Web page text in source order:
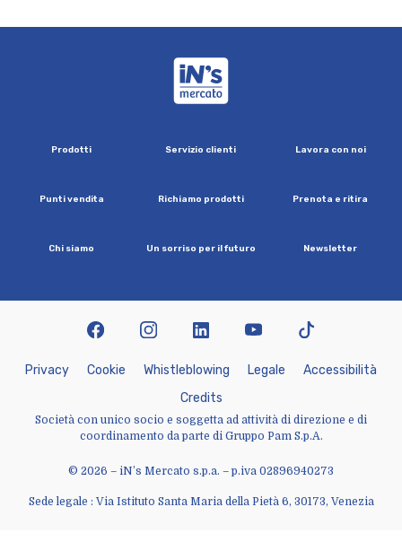
Prod otti Servizio c ienti Lavora con noi
Puntivend ita Richiamo prod otti Prenota e ritira
Chi siamo Un sorriso per il futuro N ews etter
© 2026 – iN’s Mercato s.p.a. – p.iva 02896940273
Sede legale : Via Istituto Santa Maria della Pietà 6, 30173, Venezia
Privacy Cookie Whist eb owing Lega e Accessibi ità
Credits
Società con unico socio e soggetta ad attività di direzione e di
coordinamento da parte di Gruppo Pam S.p.A.
facebookinstagram linkedin youtubetiktok